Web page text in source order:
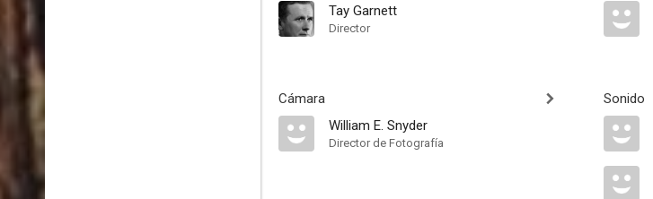
Tay Garnett
Director
Cámara
William E. Snyder
Director de Fotografía
Sonido